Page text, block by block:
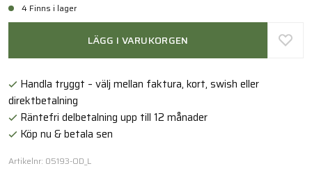
4 Finns i lager
LÄGG I VARUKORGEN
Handla tryggt – välj mellan faktura, kort, swish eller
direktbetalning
Räntefri delbetalning upp till 12 månader
Köp nu & betala sen
Artikelnr: 05193-OD_L